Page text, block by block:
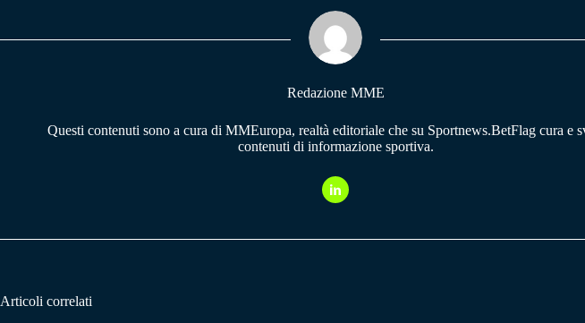
pp m
Redazione MME
Questi contenuti sono a cura di MMEuropa, realtà editoriale che su Sportnews.BetFlag cura e
contenuti di informazione sportiva.
Articoli correlati